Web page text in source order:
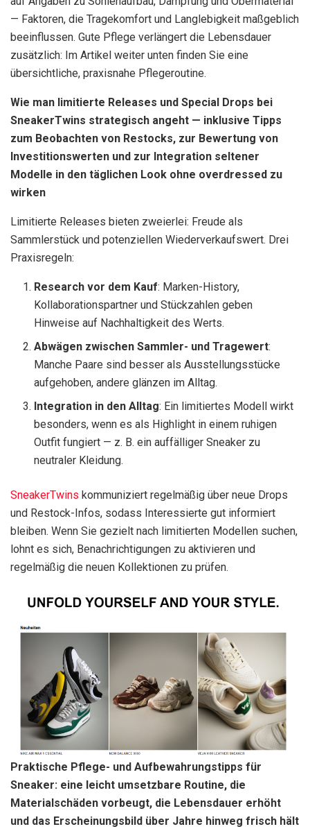
— Faktoren, die Tragekomfort und Langlebigkeit maßgeblich
beeinflussen. Gute Pflege verlängert die Lebensdauer
zusätzlich: Im Artikel weiter unten finden Sie eine
übersichtliche, praxisnahe Pflegeroutine.
Wie man limitierte Releases und Special Drops bei
SneakerTwins strategisch angeht — inklusive Tipps
zum Beobachten von Restocks, zur Bewertung von
Investitionswerten und zur Integration seltener
Modelle in den täglichen Look ohne overdressed zu
wirken
Limitierte Releases bieten zweierlei: Freude als
Sammlerstück und potenziellen Wiederverkaufswert. Drei
Praxisregeln:
Research vor dem Kauf: Marken-History,
Kollaborationspartner und Stückzahlen geben
Hinweise auf Nachhaltigkeit des Werts.
Abwägen zwischen Sammler- und Tragewert:
Manche Paare sind besser als Ausstellungsstücke
aufgehoben, andere glänzen im Alltag.
Integration in den Alltag: Ein limitiertes Modell wirkt
besonders, wenn es als Highlight in einem ruhigen
Outfit fungiert — z. B. ein auffälliger Sneaker zu
neutraler Kleidung.
SneakerTwins kommuniziert regelmäßig über neue Drops
und Restock-Infos, sodass Interessierte gut informiert
bleiben. Wenn Sie gezielt nach limitierten Modellen suchen,
lohnt es sich, Benachrichtigungen zu aktivieren und
regelmäßig die neuen Kollektionen zu prüfen.
Praktische Pflege- und Aufbewahrungstipps für
Sneaker: eine leicht umsetzbare Routine, die
Materialschäden vorbeugt, die Lebensdauer erhöht
und das Erscheinungsbild über Jahre hinweg frisch hält